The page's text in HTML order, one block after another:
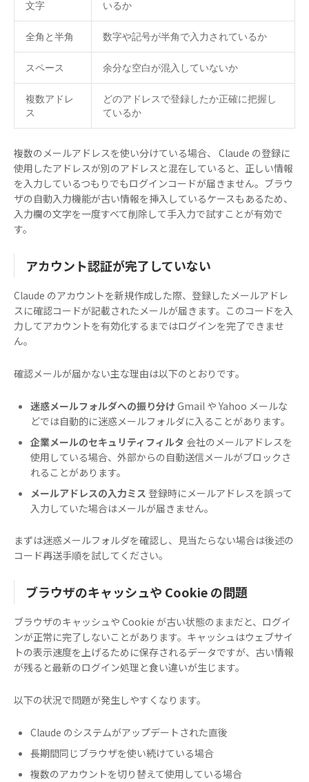
文字 いるか
全角と半角 数字や記号が半角で入力されているか
スペース 余分な空白が混入していないか
複数アドレ
ス
どのアドレスで登録したか正確に把握し
ているか
複数のメールアドレスを使い分けている場合、 Claude の登録に
使用したアドレスが別のアドレスと混在していると、正しい情報
を入力しているつもりでもログインコードが届きません。ブラウ
ザの自動入力機能が古い情報を挿入しているケースもあるため、
入力欄の文字を一度すべて削除して手入力で試すことが有効で
す。
アカウント認証が完了していない
Claude のアカウントを新規作成した際、登録したメールアドレ
スに確認コードが記載されたメールが届きます。このコードを入
力してアカウントを有効化するまではログインを完了できませ
ん。
確認メールが届かない主な理由は以下のとおりです。
迷惑メールフォルダへの振り分け Gmail や Yahoo メールな
どでは自動的に迷惑メールフォルダに入ることがあります。
企業メールのセキュリティフィルタ 会社のメールアドレスを
使用している場合、外部からの自動送信メールがブロックさ
れることがあります。
メールアドレスの入力ミス 登録時にメールアドレスを誤って
入力していた場合はメールが届きません。
まずは迷惑メールフォルダを確認し、見当たらない場合は後述の
コード再送手順を試してください。
ブラウザのキャッシュや Cookie の問題
ブラウザのキャッシュや Cookie が古い状態のままだと、ログイ
ンが正常に完了しないことがあります。キャッシュはウェブサイ
トの表示速度を上げるために保存されるデータですが、古い情報
が残ると最新のログイン処理と食い違いが生じます。
以下の状況で問題が発生しやすくなります。
Claude のシステムがアップデートされた直後
長期間同じブラウザを使い続けている場合
複数のアカウントを切り替えて使用している場合